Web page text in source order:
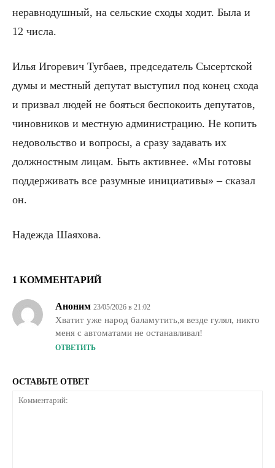
неравнодушный, на сельские сходы ходит. Была и
12 числа.
Илья Игоревич Тугбаев, председатель Сысертской
думы и местный депутат выступил под конец схода
и призвал людей не бояться беспокоить депутатов,
чиновников и местную администрацию. Не копить
недовольство и вопросы, а сразу задавать их
должностным лицам. Быть активнее. «Мы готовы
поддерживать все разумные инициативы» – сказал
он.
Надежда Шаяхова.
1 КОММЕНТАРИЙ
Аноним 23/05/2026 в 21:02
Хватит уже народ баламутить,я везде гулял, никто
меня с автоматами не останавливал!
ОТВЕТИТЬ
ОСТАВЬТЕ ОТВЕТ